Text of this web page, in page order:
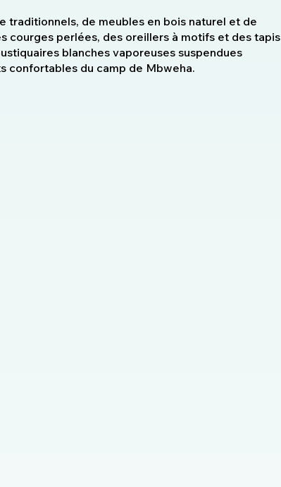
traditionnels, de meubles en bois naturel et de
courges perlées, des oreillers à motifs et des tapis
blanches vaporeuses suspendues
confortables du camp de Mbweha.